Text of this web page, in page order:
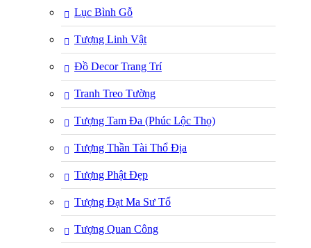
Lục Bình Gỗ
Tượng Linh Vật
Đồ Decor Trang Trí
Tranh Treo Tường
Tượng Tam Đa (Phúc Lộc Thọ)
Tượng Thần Tài Thổ Địa
Tượng Phật Đẹp
Tượng Đạt Ma Sư Tổ
Tượng Quan Công